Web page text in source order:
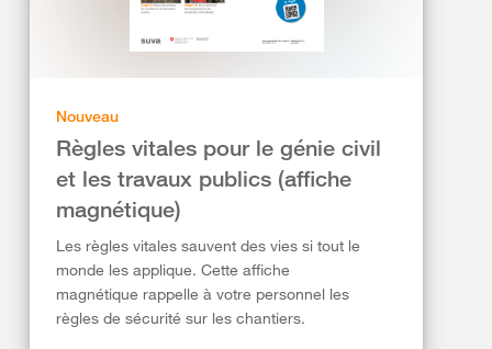
Nouveau
Règles vitales pour le génie civil
et les travaux publics (affiche
magnétique)
Les règles vitales sauvent des vies si tout le
monde les applique. Cette affiche
magnétique rappelle à votre personnel les
règles de sécurité sur les chantiers.